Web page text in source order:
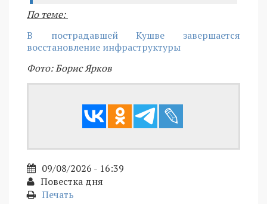
По теме:
В пострадавшей Кушве завершается
восстановление инфраструктуры
Фото: Борис Ярков
09/08/2026 - 16:39
Повестка дня
Печать